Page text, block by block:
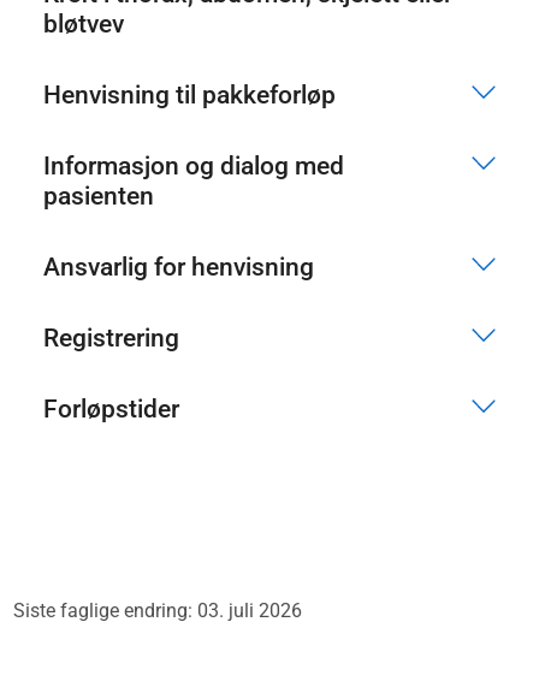
bløtvev
Henvisning til pakkeforløp
Informasjon og dialog med
pasienten
Ansvarlig for henvisning
Registrering
Forløpstider
Siste faglige endring: 03. juli 2026